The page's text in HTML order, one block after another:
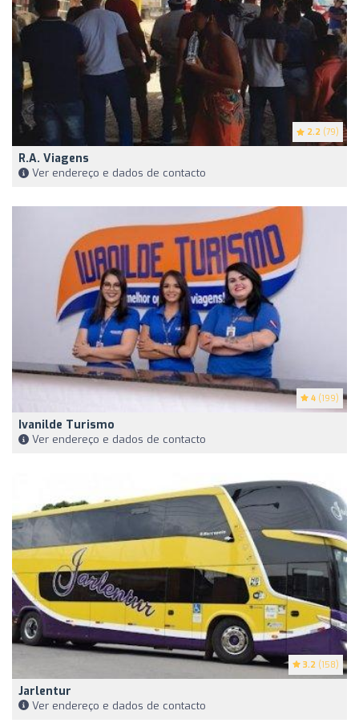
2.2 (79)
R.A. Viagens
Ver endereço e dados de contacto
4 (199)
Ivanilde Turismo
Ver endereço e dados de contacto
3.2 (158)
Jarlentur
Ver endereço e dados de contacto